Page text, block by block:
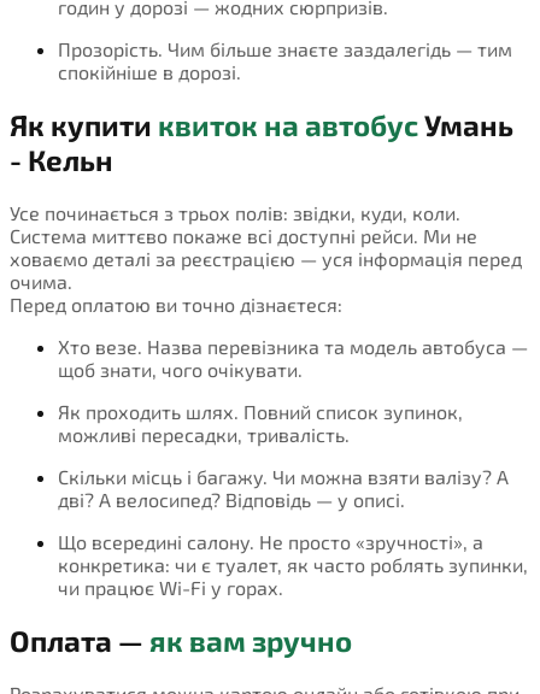
годин у дорозі — жодних сюрпризів.
Прозорість. Чим більше знаєте заздалегідь — тим
спокійніше в дорозі.
Як купити квиток на автобусУмань
- Кельн
Усе починається з трьох полів: звідки, куди, коли.
Система миттєво покаже всі доступні рейси. Ми не
ховаємо деталі за реєстрацією — уся інформація перед
очима.
Перед оплатою ви точно дізнаєтеся:
Хто везе. Назва перевізника та модель автобуса —
щоб знати, чого очікувати.
Як проходить шлях. Повний список зупинок,
можливі пересадки, тривалість.
Скільки місць і багажу. Чи можна взяти валізу? А
дві? А велосипед? Відповідь — у описі.
Що всередині салону. Не просто «зручності», а
конкретика: чи є туалет, як часто роблять зупинки,
чи працює Wi-Fi у горах.
Оплата — як вам зручно